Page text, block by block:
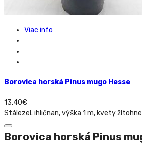
Viac info
Borovica horská Pinus mugo Hesse
13,40€
Stálezel. ihličnan, výška 1 m, kvety
Borovica horská Pinus